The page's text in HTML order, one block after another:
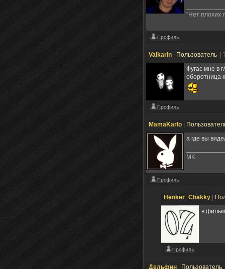
"Нет плохих
Valkarin Пользователь
|
Фугас мне в
оборотница
MamaKarlo
а где вы
MK
Henker_Chakky
в
Дельфин Пользователь